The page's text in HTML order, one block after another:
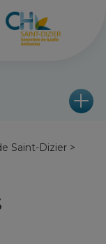
Saint-Dizier >